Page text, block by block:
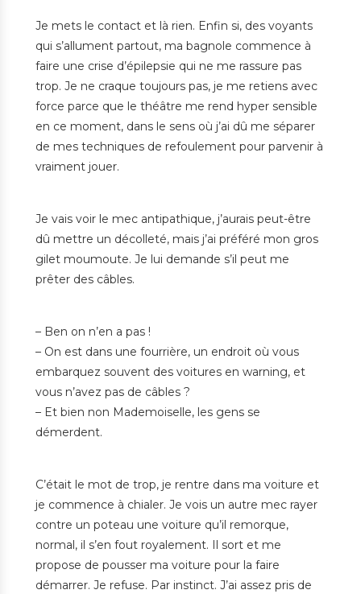
Je mets le contact et là rien. Enfin si, des voyants
qui s’allument partout, ma bagnole commence à
faire une crise d’épilepsie qui ne me rassure pas
trop. Je ne craque toujours pas, je me retiens avec
force parce que le théâtre me rend hyper sensible
en ce moment, dans le sens où j’ai dû me séparer
de mes techniques de refoulement pour parvenir à
vraiment jouer.
Je vais voir le mec antipathique, j’aurais peut-être
dû mettre un décolleté, mais j’ai préféré mon gros
gilet moumoute. Je lui demande s’il peut me
prêter des câbles.
– Ben on n’en a pas !
– On est dans une fourrière, un endroit où vous
embarquez souvent des voitures en warning, et
vous n’avez pas de câbles ?
– Et bien non Mademoiselle, les gens se
démerdent.
C’était le mot de trop, je rentre dans ma voiture et
je commence à chialer. Je vois un autre mec rayer
contre un poteau une voiture qu’il remorque,
normal, il s’en fout royalement. Il sort et me
propose de pousser ma voiture pour la faire
démarrer. Je refuse. Par instinct. J’ai assez pris de